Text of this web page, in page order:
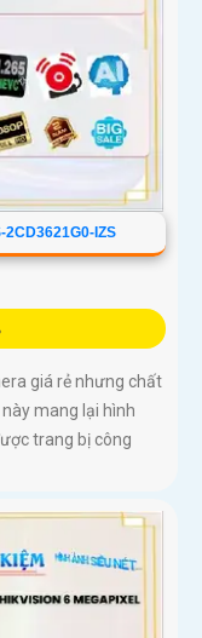
2CD3621G0-IZS
giá rẻ nhưng chất
mang lại hình
trang bị công